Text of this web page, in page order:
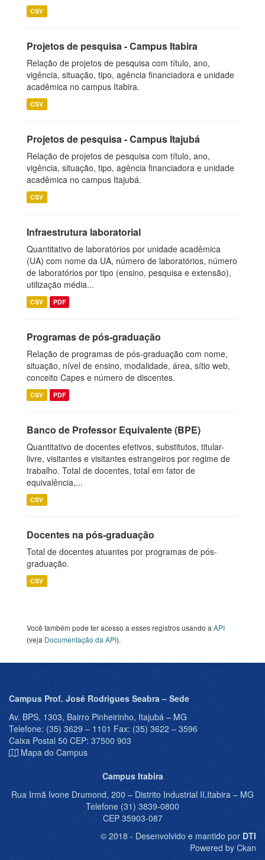
CSV
Projetos de pesquisa - Campus Itabira
Relação de projetos de pesquisa com título, ano,
vigência, situação, tipo, agência financiadora e unidade
acadêmica no campus Itabira.
CSV
Projetos de pesquisa - Campus Itajubá
Relação de projetos de pesquisa com título, ano,
vigência, situação, tipo, agência financiadora e unidade
acadêmica no campus Itajubá.
CSV
Infraestrutura laboratorial
Quantitativo de laboratórios por unidade acadêmica
(UA) com nome da UA, número de laboratórios, número
de laboratórios por tipo (ensino, pesquisa e extensão),
utilização média...
CSV PDF
Programas de pós-graduação
Relação de programas de pós-graduação com nome,
situação, nível de ensino, modalidade, área, sítio web,
conceito Capes e número de discentes.
CSV PDF
Banco de Professor Equivalente (BPE)
Quantitativo de docentes efetivos, substitutos, titular-
livre, visitantes e visitantes estrangeiros por regime de
trabalho. Total de docentes, total em fator de
equivalência,...
CSV
Docentes na pós-graduação
Total de docentes atuantes por programas de pós-
graduação.
CSV
Você também pode ter acesso a esses registros usando a API
(veja Documentação da API).
Campus Prof. José Rodrigues Seabra – Sede
Av. BPS, 1303, Bairro Pinheirinho, Itajubá – MG
Telefone: (35) 3629 – 1101 Fax: (35) 3622 – 3596
Caixa Postal 50 CEP: 37500 903
Mapa do Campus
Campus Itabira
Rua Irmã Ivone Drumond, 200 – Distrito Industrial II,Itabira – MG
Telefone (31) 3839-0800
CEP 35903-087
© 2018 - Desenvolvido e mantido por DTI
Powered by Ckan